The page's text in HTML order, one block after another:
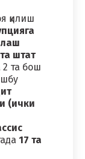
қилиш
штат
та бош
(ички
17 та